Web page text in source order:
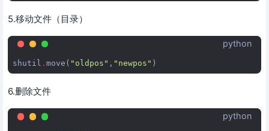
5.移动文件（目录）
python
shutil . move ( "oldpos" , "newpos" )
6.删除文件
python